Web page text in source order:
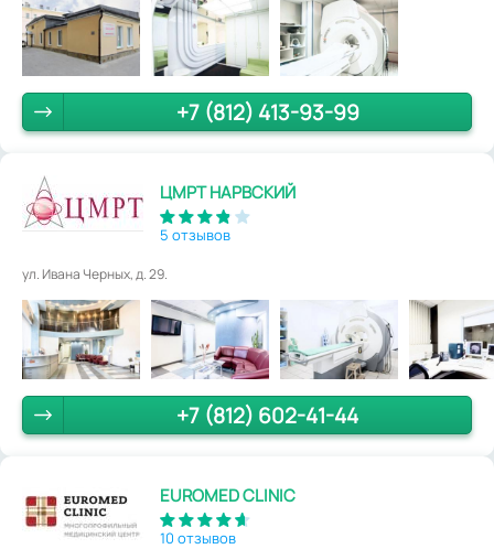
+7 (812) 413-93-99
ЦМРТ НАРВСКИЙ
5 отзывов
ул. Ивана Черных, д. 29.
+7 (812) 602-41-44
EUROMED CLINIC
10 отзывов